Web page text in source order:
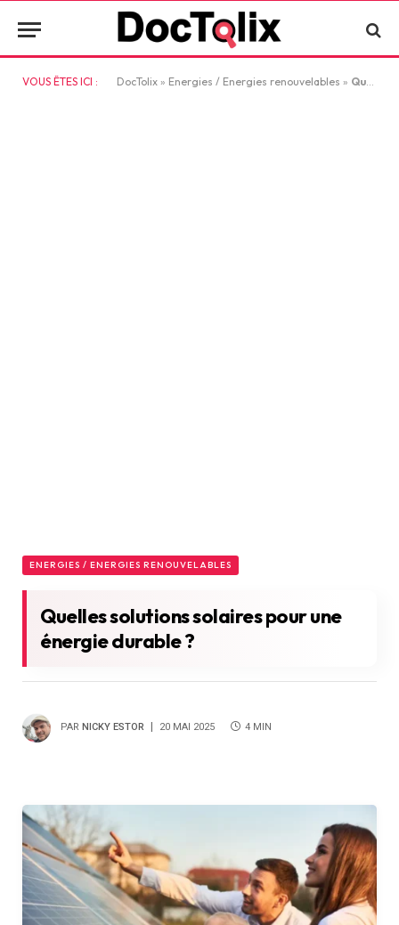
VOUS ÊTES ICI : DocTolix » Energies / Energies renouvelables » Quelles solutions solaires pour une énergie durable ?
ENERGIES / ENERGIES RENOUVELABLES
Quelles solutions solaires pour une
énergie durable ?
PAR NICKY ESTOR 20 MAI 2025 4 MIN